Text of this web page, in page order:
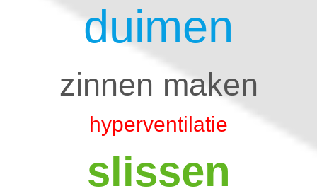
duimen
zinnen maken
hyperventilatie
slissen